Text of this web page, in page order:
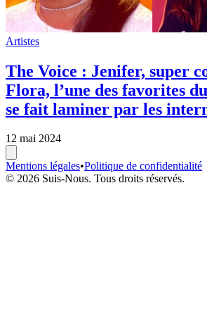
Artistes
The Voice : Jenifer, super
Flora, l’une des favorites
se fait laminer par les
12 mai 2024
Mentions légales•Politique de confidentialité
© 2026 Suis-Nous. Tous droits réservés.